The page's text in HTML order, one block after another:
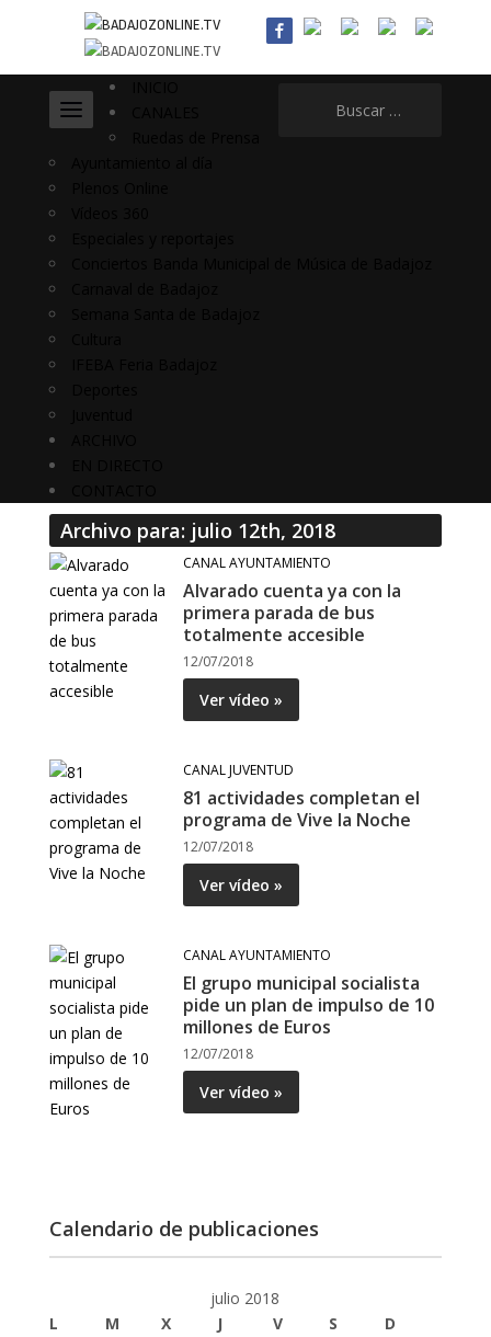
Archivo para: julio 12th, 2018
CANAL AYUNTAMIENTO
Alvarado cuenta ya con la
primera parada de bus
totalmente accesible
12/07/2018
Ver vídeo »
CANAL JUVENTUD
81 actividades completan el
programa de Vive la Noche
12/07/2018
Ver vídeo »
CANAL AYUNTAMIENTO
El grupo municipal socialista
pide un plan de impulso de 10
millones de Euros
12/07/2018
Ver vídeo »
Calendario de publicaciones
julio 2018
L
M X J V S
D